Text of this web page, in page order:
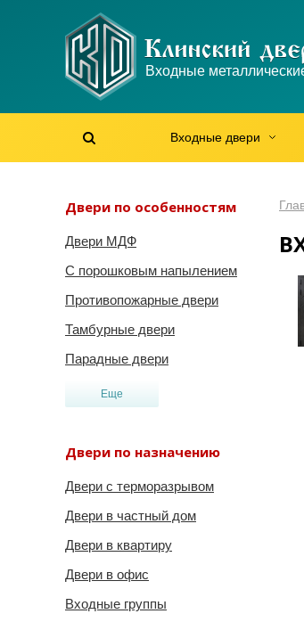
Входные
Входные двери
Двери по особенностям
Двери МДФ
С порошковым напылением
Противопожарные двери
Тамбурные двери
Парадные двери
Еще
Двери по назначению
Двери с терморазрывом
Двери в частный дом
Двери в квартиру
Двери в офис
Входные группы
Max
Мы онлайн!
WhatsApp
Мы онлайн!
Telegram
Мы онлайн!
Max
Мы онлайн!
WhatsApp
Мы онлайн!